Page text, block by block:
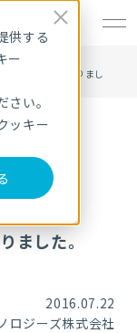
供する
ー
さい。
ッキー
正規代理店となりまし
ました。
2016.07.22
ロジーズ株式会社